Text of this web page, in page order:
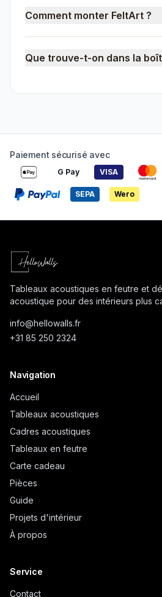
Comment monter FeltArt ?
Que trouve-t-on dans la
Paiement sécurisé avec
G Pay VISA
SEPA Wero
Tableaux acoustiques en feutre et
acoustique pour des intérieurs plus
info@hellowalls.fr
+31 85 250 2324
Navigation
Accueil
Tableaux acoustiques
Cadres acoustiques
Tableaux en feutre
Carte cadeau
Pièces
Guide
Projets d'intérieur
À propos
Service
Contact